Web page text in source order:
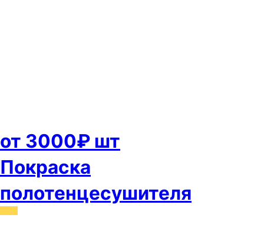
от 3000₽ шт
Покраска
полотенцесушителя